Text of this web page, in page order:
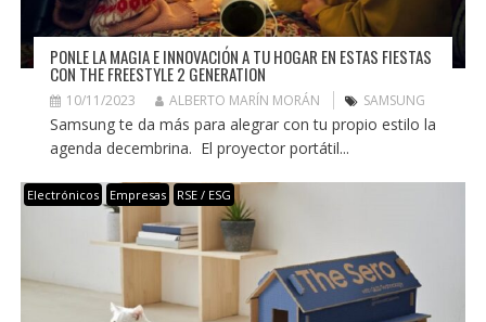
PONLE LA MAGIA E INNOVACIÓN A TU HOGAR EN ESTAS FIESTAS
CON THE FREESTYLE 2 GENERATION
10/11/2023 ALBERTO MARÍN MORÁN SAMSUNG
Samsung te da más para alegrar con tu propio estilo la
agenda decembrina. El proyector portátil...
Electrónicos Empresas RSE / ESG